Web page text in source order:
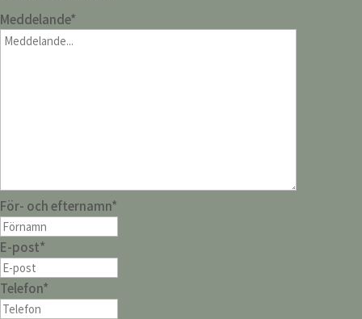
Meddelande*
För- och efternamn*
E-post*
Telefon*